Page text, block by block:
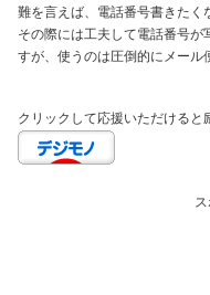
難を言えば、電話番号書きたく
その際には工夫して電話番号が
すが、使うのは圧倒的にメール
クリックして応援いただけると